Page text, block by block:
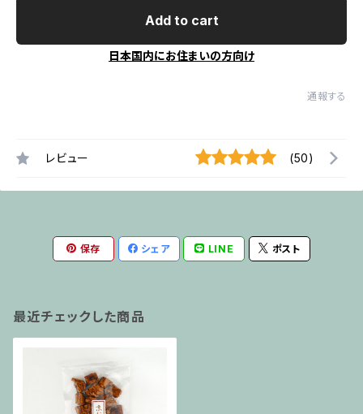
Add to cart
日本国内にお住まいの方向け
通報する
レビュー (50)
保存 シェア LINE ポスト
最近チェックした商品